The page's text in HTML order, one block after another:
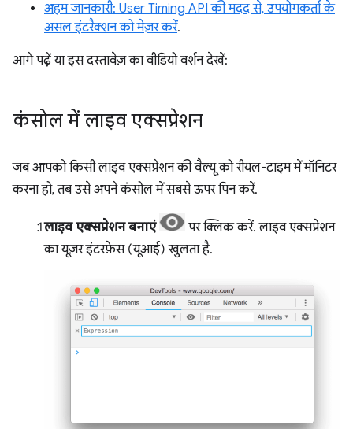
अहम जानकारी: User Timing API की मदद से, उपयोगकर्ता के
असल इंटरैक्शन को मेज़र करें.
आगे पढ़ें या इस दस्तावेज़ का वीडियो वर्शन देखें:
कंसोल में लाइव एक्सप्रेशन
जब आपको किसी लाइव एक्सप्रेशन की वैल्यू को रीयल-टाइम में मॉनिटर
करना हो, तब उसे अपने कंसोल में सबसे ऊपर पिन करें.
लाइव एक्सप्रेशन बनाएं
पर क्लिक करें. लाइव एक्सप्रेशन
का यूज़र इंटरफ़ेस (यूआई) खुलता है.